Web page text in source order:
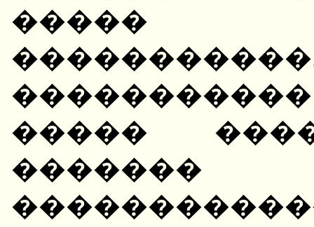
�����
�����������
�����